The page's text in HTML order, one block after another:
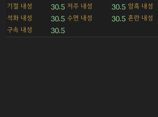
기절 내성 30.5 저주 내성 30.5 암흑 내성
석화 내성 30.5 수면 내성 30.5 혼란 내성
구속 내성 30.5